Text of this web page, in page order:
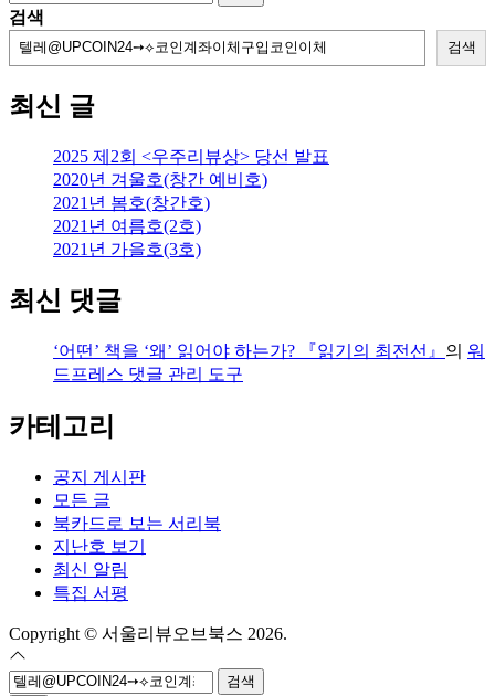
색:
검색
검색
최신 글
2025 제2회 <우주리뷰상> 당선 발표
2020년 겨울호(창간 예비호)
2021년 봄호(창간호)
2021년 여름호(2호)
2021년 가을호(3호)
최신 댓글
‘어떤’ 책을 ‘왜’ 읽어야 하는가? 『읽기의 최전선』 의 워
드프레스 댓글 관리 도구
카테고리
공지 게시판
모든 글
북카드로 보는 서리북
지난호 보기
최신 알림
특집 서평
Copyright © 서울리뷰오브북스 2026.
검